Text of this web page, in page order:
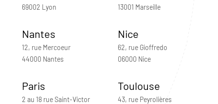
69002 Lyon
13001 Marseille
Nantes
12, rue Mercoeur
44000 Nantes
Nice
62, rue Gioffredo
06000 Nice
Paris
2 au 18 rue Saint-Victor
Toulouse
43, rue Peyrolières